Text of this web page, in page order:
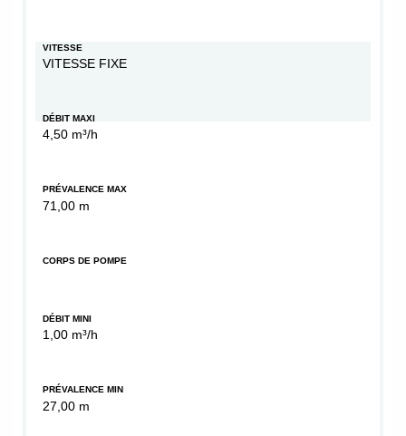
VITESSE
VITESSE FIXE
DÉBIT MAXI
4,50 m³/h
PRÉVALENCE MAX
71,00 m
CORPS DE POMPE
DÉBIT MINI
1,00 m³/h
PRÉVALENCE MIN
27,00 m